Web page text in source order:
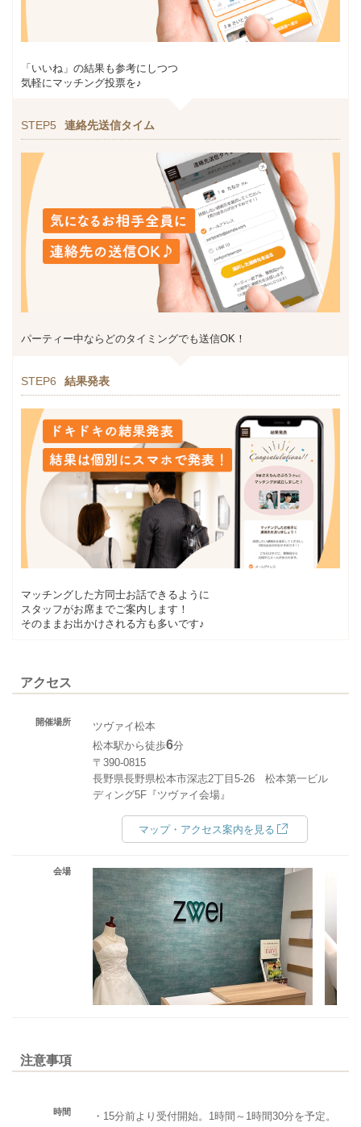
「いいね」の結果も参考にしつつ
気軽にマッチング投票を♪
STEP5 連絡先送信タイム
パーティー中ならどのタイミングでも送信OK！
STEP6 結果発表
マッチングした方同士お話できるように
スタッフがお席までご案内します！
そのままお出かけされる方も多いです♪
アクセス
開催場所
ツヴァイ松本
松本駅から徒歩6分
〒390-0815
長野県長野県松本市深志2丁目5-26 松本第一ビル
ディング5F『ツヴァイ会場』
マップ・アクセス案内を見る
会場
注意事項
時間
・15分前より受付開始。1時間～1時間30分を予定。